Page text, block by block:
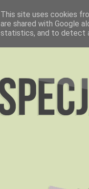
This site uses cookies
are shared with Google
statistics, and to detect